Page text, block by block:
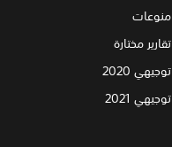
منوعات
تقارير مختارة
توجيهي 2020
توجيهي 2021